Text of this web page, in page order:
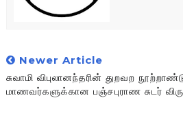
Newer Article
சுவாமி விபுலானந்தரின் துறவற
மாணவர்களுக்கான பஞ்சபுராண சுடர்